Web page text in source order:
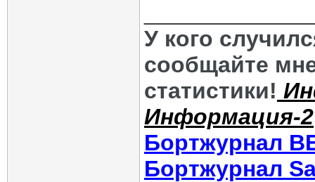
У кого
сообщайте
статистики!
Информация-2
Бортжурнал
Бортжурнал